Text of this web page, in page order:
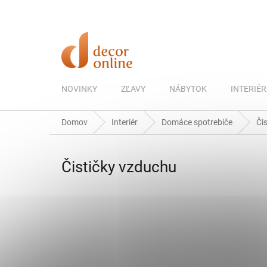
NOVINKY ZĽAVY NÁBYTOK INTERIÉR
Domov Interiér Domáce spotrebiče
Čističky vzduchu